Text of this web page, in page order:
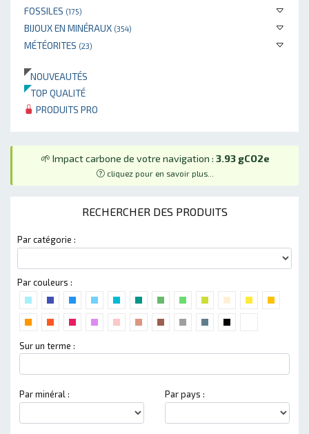
FOSSILES (175)
BIJOUX EN MINÉRAUX (354)
MÉTÉORITES (23)
NOUVEAUTÉS
TOP QUALITÉ
PRODUITS PRO
🌱 Impact carbone de votre navigation : 3.93 gCO2e
cliquez pour en savoir plus...
RECHERCHER DES PRODUITS
Par catégorie :
Par couleurs :
Sur un terme :
Par minéral : Par pays :